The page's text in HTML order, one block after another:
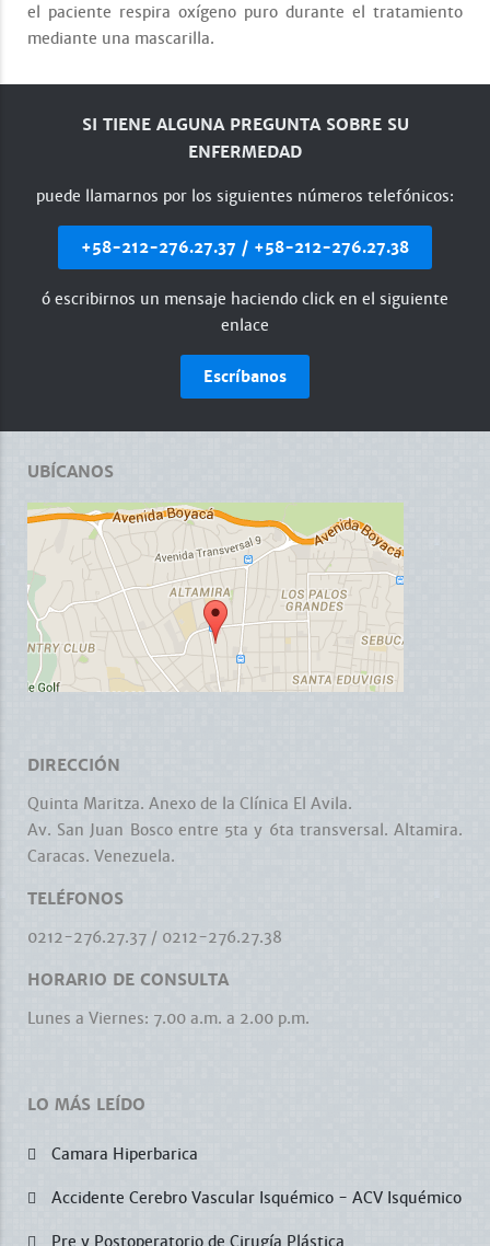
el paciente respira oxígeno puro durante el tratamiento
mediante una mascarilla.
SI TIENE ALGUNA PREGUNTA SOBRE SU
ENFERMEDAD
puede llamarnos por los siguientes números telefónicos:
+58-212-276.27.37 / +58-212-276.27.38
ó escribirnos un mensaje haciendo click en el siguiente
enlace
Escríbanos
UBÍCANOS
DIRECCIÓN
Quinta Maritza. Anexo de la Clínica El Avila.
Av. San Juan Bosco entre 5ta y 6ta transversal. Altamira.
Caracas. Venezuela.
TELÉFONOS
0212-276.27.37 / 0212-276.27.38
HORARIO DE CONSULTA
Lunes a Viernes: 7.00 a.m. a 2.00 p.m.
LO MÁS LEÍDO
Camara Hiperbarica
Accidente Cerebro Vascular Isquémico - ACV Isquémico
Pre y Postoperatorio de Cirugía Plástica